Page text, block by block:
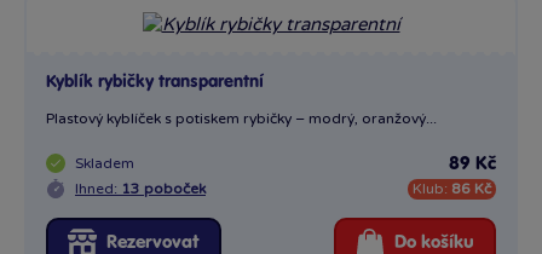
Kyblík rybičky transparentní
Plastový kyblíček s potiskem rybičky – modrý, oranžový...
Skladem
Ihned: 13 poboček
89 Kč
Klub: 86 Kč
Rezervovat Do košíku